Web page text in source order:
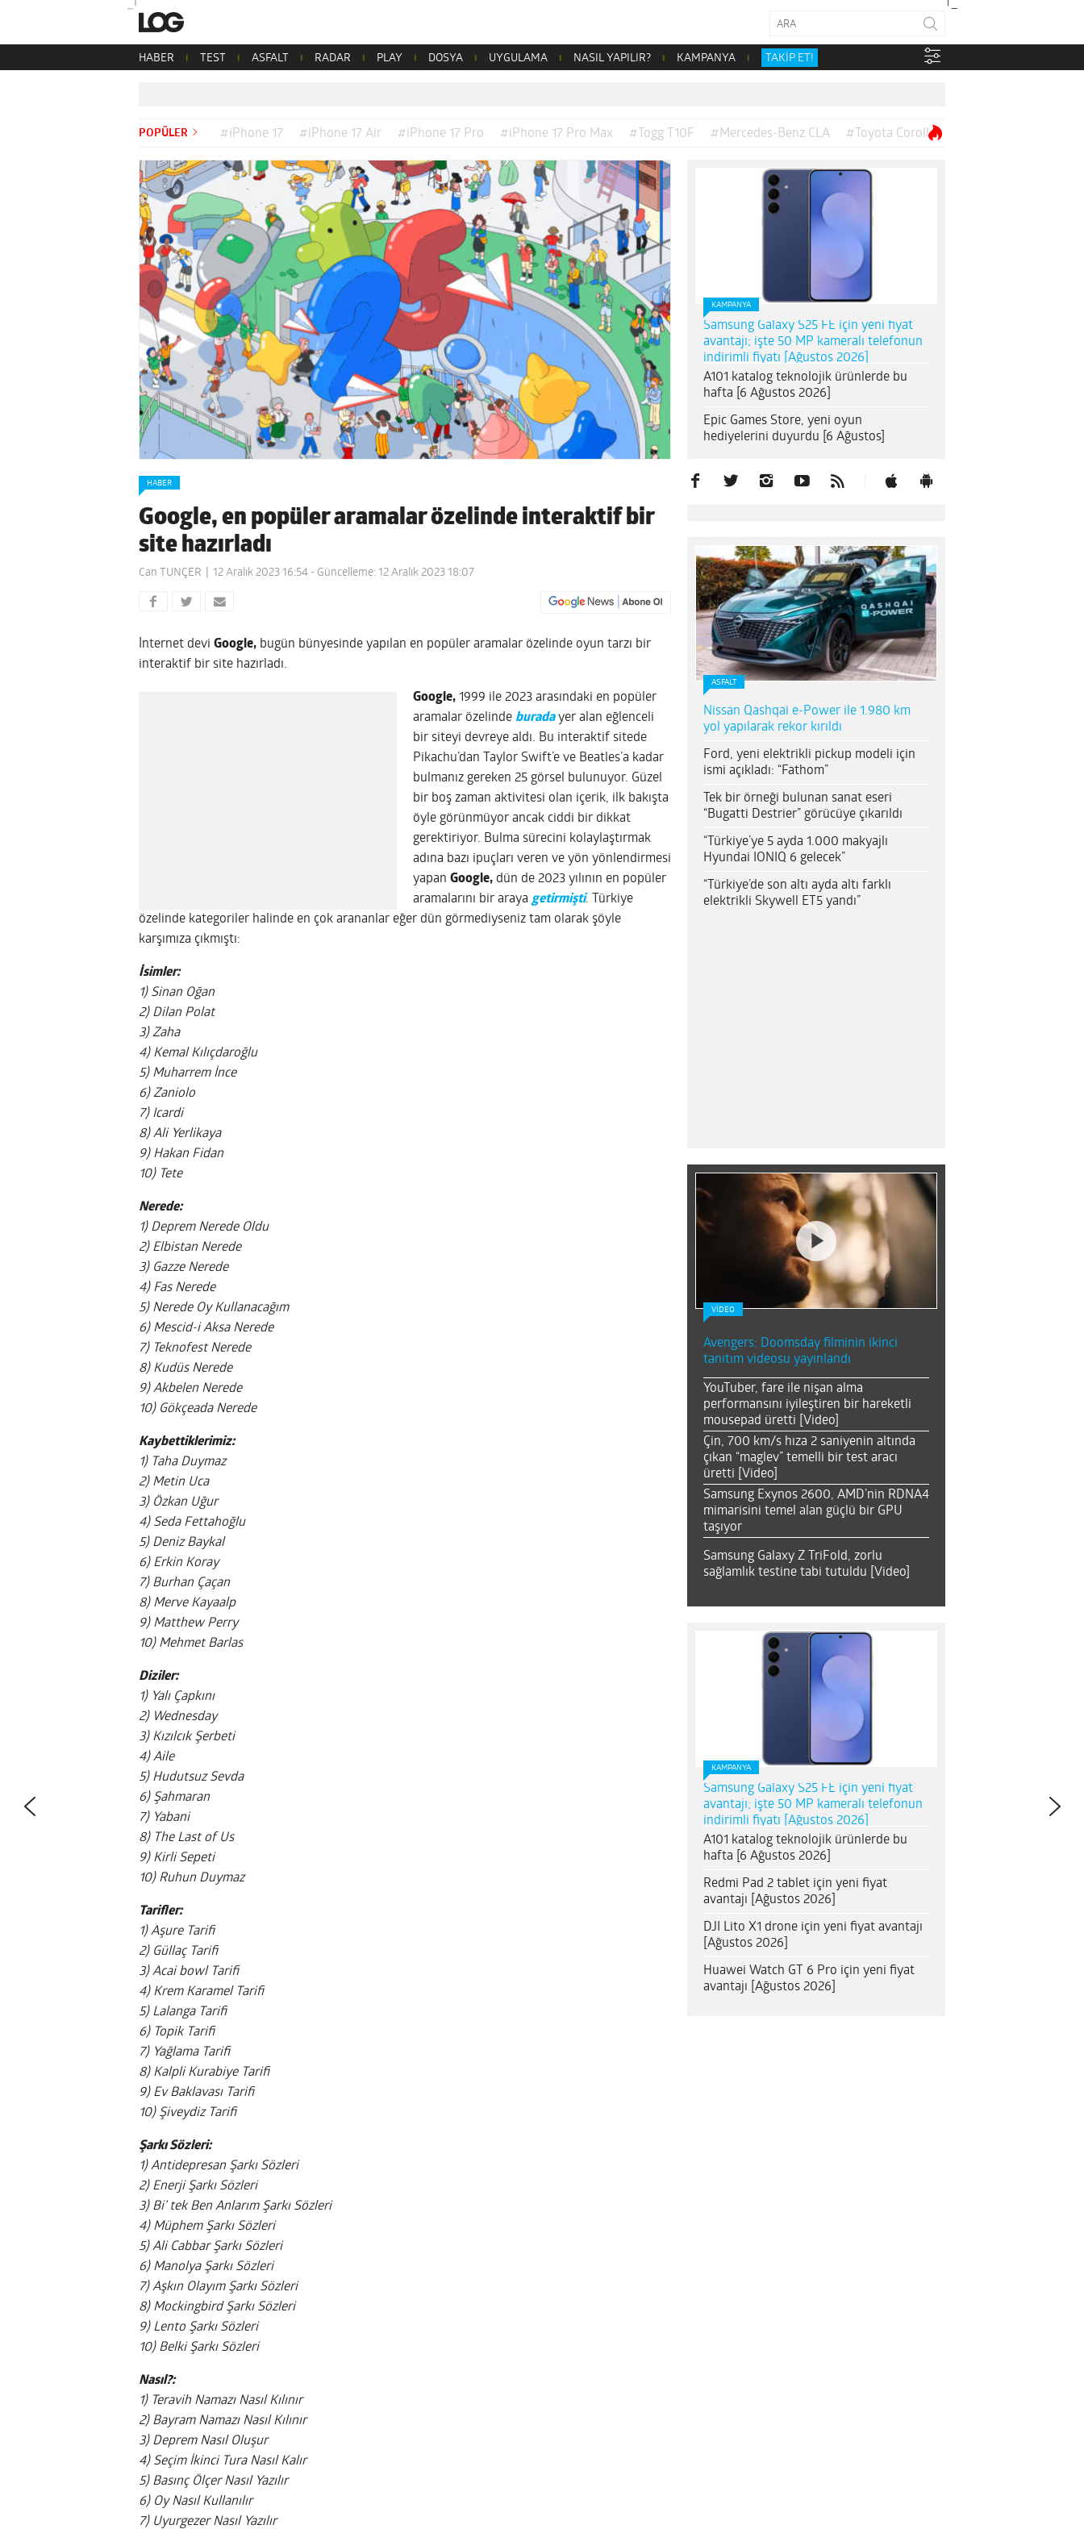
HABER TEST ASFALT RADAR PLAY DOSYA UYGULAMA NASIL YAPILIR? KAMPANYA TAKİP ET!
POPÜLER #iPhone 17 #iPhone 17 Air #iPhone 17 Pro #iPhone 17 Pro Max #Togg T10F #Mercedes-Benz CLA #Toyota Corolla
HABER
Google, en popüler aramalar özelinde interaktif bir
site hazırladı
Can TUNÇER 12 Aralık 2023 16:54 - Güncelleme: 12 Aralık 2023 18:07
İnternet devi Google, bugün bünyesinde yapılan en popüler aramalar özelinde oyun tarzı bir
interaktif bir site hazırladı.
Google, 1999 ile 2023 arasındaki en popüler
aramalar özelinde buradayer alan eğlenceli
bir siteyi devreye aldı. Bu interaktif sitede
Pikachu’dan Taylor Swift’e ve Beatles’a kadar
bulmanız gereken 25 görsel bulunuyor. Güzel
bir boş zaman aktivitesi olan içerik, ilk bakışta
öyle görünmüyor ancak ciddi bir dikkat
gerektiriyor. Bulma sürecini kolaylaştırmak
adına bazı ipuçları veren ve yön yönlendirmesi
yapan Google, dün de 2023 yılının en popüler
aramalarını bir araya getirmişti. Türkiye
özelinde kategoriler halinde en çok arananlar eğer dün görmediyseniz tam olarak şöyle
karşımıza çıkmıştı:
İsimler:
1) Sinan Oğan
2) Dilan Polat
3) Zaha
4) Kemal Kılıçdaroğlu
5) Muharrem İnce
6) Zaniolo
7) Icardi
8) Ali Yerlikaya
9) Hakan Fidan
10) Tete
Nerede:
1) Deprem Nerede Oldu
2) Elbistan Nerede
3) Gazze Nerede
4) Fas Nerede
5) Nerede Oy Kullanacağım
6) Mescid-i Aksa Nerede
7) Teknofest Nerede
8) Kudüs Nerede
9) Akbelen Nerede
10) Gökçeada Nerede
Kaybettiklerimiz:
1) Taha Duymaz
2) Metin Uca
3) Özkan Uğur
4) Seda Fettahoğlu
5) Deniz Baykal
6) Erkin Koray
7) Burhan Çaçan
8) Merve Kayaalp
9) Matthew Perry
10) Mehmet Barlas
Diziler:
1) Yalı Çapkını
2) Wednesday
3) Kızılcık Şerbeti
4) Aile
5) Hudutsuz Sevda
6) Şahmaran
7) Yabani
8) The Last of Us
9) Kirli Sepeti
10) Ruhun Duymaz
Tarifler:
1) Aşure Tarifi
2) Güllaç Tarifi
3) Acai bowl Tarifi
4) Krem Karamel Tarifi
5) Lalanga Tarifi
6) Topik Tarifi
7) Yağlama Tarifi
8) Kalpli Kurabiye Tarifi
9) Ev Baklavası Tarifi
10) Şiveydiz Tarifi
Şarkı Sözleri:
1) Antidepresan Şarkı Sözleri
2) Enerji Şarkı Sözleri
3) Bi’ tek Ben Anlarım Şarkı Sözleri
4) Müphem Şarkı Sözleri
5) Ali Cabbar Şarkı Sözleri
6) Manolya Şarkı Sözleri
7) Aşkın Olayım Şarkı Sözleri
8) Mockingbird Şarkı Sözleri
9) Lento Şarkı Sözleri
10) Belki Şarkı Sözleri
Nasıl?:
1) Teravih Namazı Nasıl Kılınır
2) Bayram Namazı Nasıl Kılınır
3) Deprem Nasıl Oluşur
4) Seçim İkinci Tura Nasıl Kalır
5) Basınç Ölçer Nasıl Yazılır
6) Oy Nasıl Kullanılır
7) Uyurgezer Nasıl Yazılır
KAMPANYA
Samsung Galaxy S25 FE için yeni fiyat
avantajı; işte 50 MP kameralı telefonun
indirimli fiyatı [Ağustos 2026]
A101 katalog teknolojik ürünlerde bu
hafta [6 Ağustos 2026]
Epic Games Store, yeni oyun
hediyelerini duyurdu [6 Ağustos]
ASFALT
Nissan Qashqai e-Power ile 1.980 km
yol yapılarak rekor kırıldı
Ford, yeni elektrikli pickup modeli için
ismi açıkladı: “Fathom”
Tek bir örneği bulunan sanat eseri
“Bugatti Destrier” görücüye çıkarıldı
“Türkiye’ye 5 ayda 1.000 makyajlı
Hyundai IONIQ 6 gelecek”
“Türkiye’de son altı ayda altı farklı
elektrikli Skywell ET5 yandı”
VİDEO
Avengers: Doomsday filminin ikinci
tanıtım videosu yayınlandı
YouTuber, fare ile nişan alma
performansını iyileştiren bir hareketli
mousepad üretti [Video]
Çin, 700 km/s hıza 2 saniyenin altında
çıkan “maglev” temelli bir test aracı
üretti [Video]
Samsung Exynos 2600, AMD’nin RDNA4
mimarisini temel alan güçlü bir GPU
taşıyor
Samsung Galaxy Z TriFold, zorlu
sağlamlık testine tabi tutuldu [Video]
KAMPANYA
Samsung Galaxy S25 FE için yeni fiyat
avantajı; işte 50 MP kameralı telefonun
indirimli fiyatı [Ağustos 2026]
A101 katalog teknolojik ürünlerde bu
hafta [6 Ağustos 2026]
Redmi Pad 2 tablet için yeni fiyat
avantajı [Ağustos 2026]
DJI Lito X1 drone için yeni fiyat avantajı
[Ağustos 2026]
Huawei Watch GT 6 Pro için yeni fiyat
avantajı [Ağustos 2026]